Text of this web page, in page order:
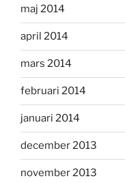
maj 2014
april 2014
mars 2014
februari 2014
januari 2014
december 2013
november 2013